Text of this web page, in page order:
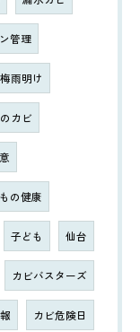
管理
梅雨明け
カビ
の健康
子ども 仙台
カビバスターズ
カビ危険日